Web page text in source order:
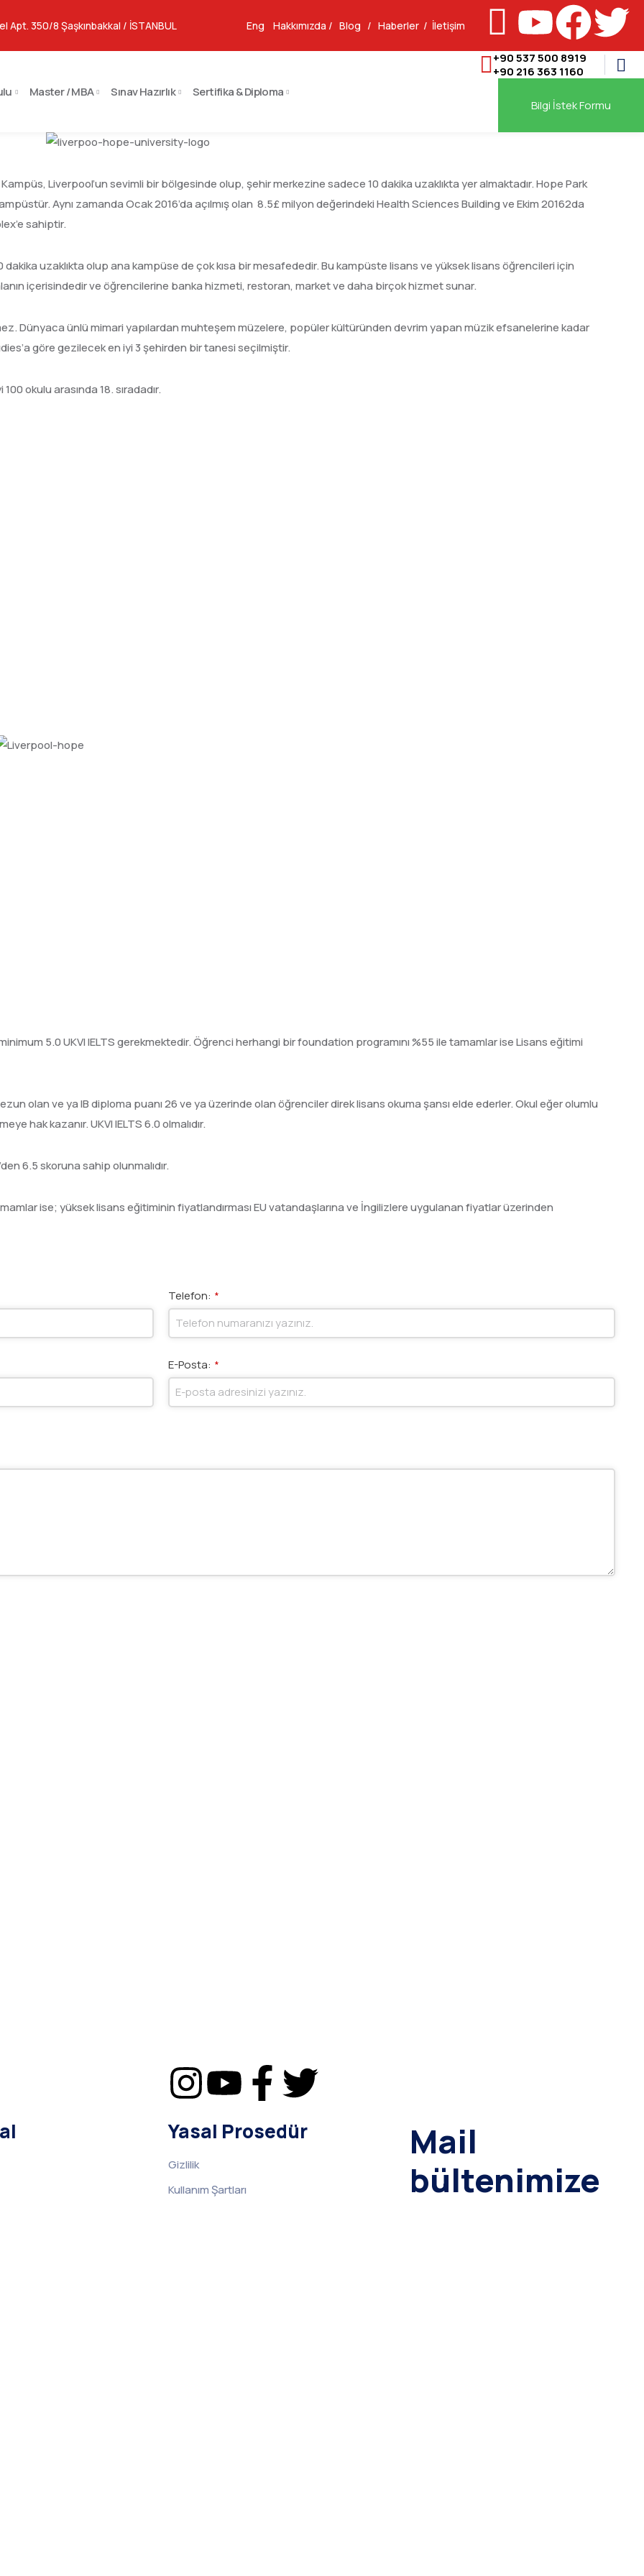
Apt. 350/8 Şaşkınbakkal / İSTANBUL Eng Hakkımızda / Blog / Haberler/ İletişim
Master / MBA Sınav Hazırlık Sertifika & Diploma
+90 537 500 8919
+90 216 363 1160
Bilgi İstek Formu
Liverpool’un sevimli bir bölgesinde olup, şehir merkezine sadece 10 dakika uzaklıkta yer almaktadır. Hope Park
Aynı zamanda Ocak 2016’da açılmış olan 8.5£ milyon değerindeki Health Sciences Building ve Ekim 20162da
sahiptir.
uzaklıkta olup ana kampüse de çok kısa bir mesafededir. Bu kampüste lisans ve yüksek lisans öğrencileri için
içerisindedir ve öğrencilerine banka hizmeti, restoran, market ve daha birçok hizmet sunar.
Dünyaca ünlü mimari yapılardan muhteşem müzelere, popüler kültüründen devrim yapan müzik efsanelerine kadar
göre gezilecek en iyi 3 şehirden bir tanesi seçilmiştir.
okulu arasında 18. sıradadır.
5.0 UKVI IELTS gerekmektedir. Öğrenci herhangi bir foundation programını %55 ile tamamlar ise Lisans eğitimi
olan ve ya IB diploma puanı 26 ve ya üzerinde olan öğrenciler direk lisans okuma şansı elde ederler. Okul eğer olumlu
hak kazanır. UKVI IELTS 6.0 olmalıdır.
6.5 skoruna sahip olunmalıdır.
ise; yüksek lisans eğitiminin fiyatlandırması EU vatandaşlarına ve İngilizlere uygulanan fiyatlar üzerinden
Telefon: *
E-Posta: *
Yasal Prosedür
Gizlilik
Kullanım Şartları
Mail
bültenimize